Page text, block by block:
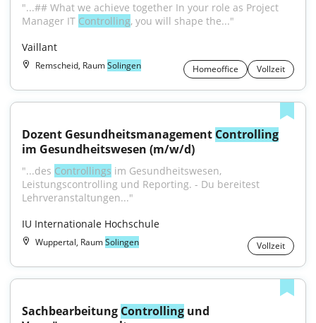
"...## What we achieve together In your role as Project
Manager IT Controlling, you will shape the..."
Vaillant
Remscheid, RaumSolingen Homeoffice Vollzeit
Dozent Gesundheitsmanagement Controlling
im Gesundheitswesen (m/w/d)
"...des Controllings im Gesundheitswesen,
Leistungscontrolling und Reporting. - Du bereitest
Lehrveranstaltungen..."
IU Internationale Hochschule
Wuppertal, RaumSolingen Vollzeit
Sachbearbeitung Controlling und